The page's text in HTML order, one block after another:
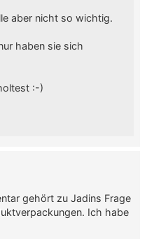
aber nicht so wichtig.
haben sie sich
:-)
gehört zu Jadins Frage
Ich habe